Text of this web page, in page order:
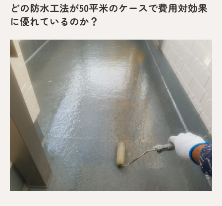
どの防水工法が50平米のケースで費用対効果
に優れているのか？